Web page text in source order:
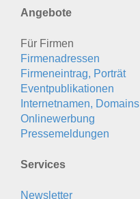
Angebote
Für Firmen
Firmenadressen
Firmeneintrag, Porträt
Eventpublikationen
Internetnamen, Domains
Onlinewerbung
Pressemeldungen
Services
Newsletter